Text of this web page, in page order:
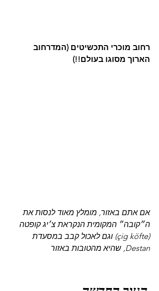
רחוב מוכרי התכשיטים (המדרחוב
הארוך מסוגו בעולם!!)
אם אתם באזור, מומלץ מאוד לנסות את
ה״קובה״ המקומית הנקראת צ׳יג קופטה
(çig köfte) וגם לאכול קבב במסעדת
Destan, שהיא מהטובות באזור